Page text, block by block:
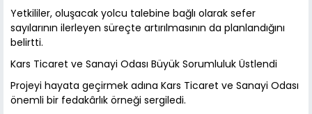
Yetkililer, oluşacak yolcu talebine bağlı olarak sefer
sayılarının ilerleyen süreçte artırılmasının da planlandığını
belirtti.
Kars Ticaret ve Sanayi Odası Büyük Sorumluluk Üstlendi
Projeyi hayata geçirmek adına Kars Ticaret ve Sanayi Odası
önemli bir fedakârlık örneği sergiledi.